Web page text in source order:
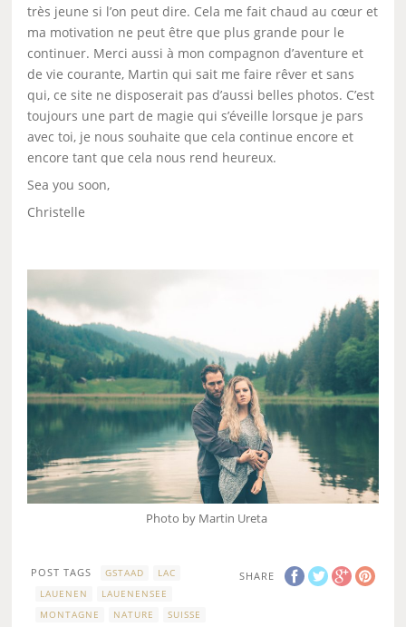
très jeune si l’on peut dire. Cela me fait chaud au cœur et
ma motivation ne peut être que plus grande pour le
continuer. Merci aussi à mon compagnon d’aventure et
de vie courante, Martin qui sait me faire rêver et sans
qui, ce site ne disposerait pas d’aussi belles photos. C’est
toujours une part de magie qui s’éveille lorsque je pars
avec toi, je nous souhaite que cela continue encore et
encore tant que cela nous rend heureux.
Sea you soon,
Christelle
Photo by Martin Ureta
SHARE
POST TAGS GSTAAD
LAC
LAUENEN
LAUENENSEE
MONTAGNE
NATURE SUISSE